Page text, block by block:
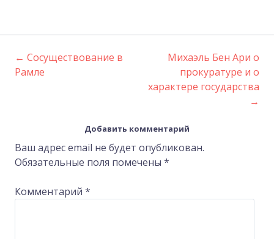
Post
← Сосуществование в
Рамле
Михаэль Бен Ари о
прокуратуре и о
характере государства
→
Добавить комментарий
Ваш адрес email не будет опубликован.
Обязательные поля помечены *
Комментарий *